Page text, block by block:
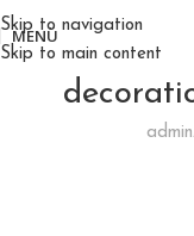
Skip to navigation
Skip to main content
MENÜ
admin